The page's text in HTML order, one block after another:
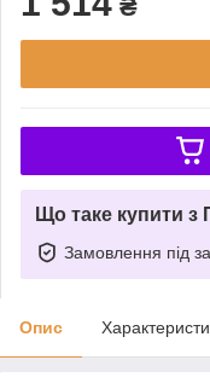
₴
Що таке купити з
Замовлення під
Опис